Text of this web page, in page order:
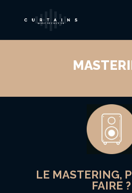
LE MASTERING,
FAIRE ?